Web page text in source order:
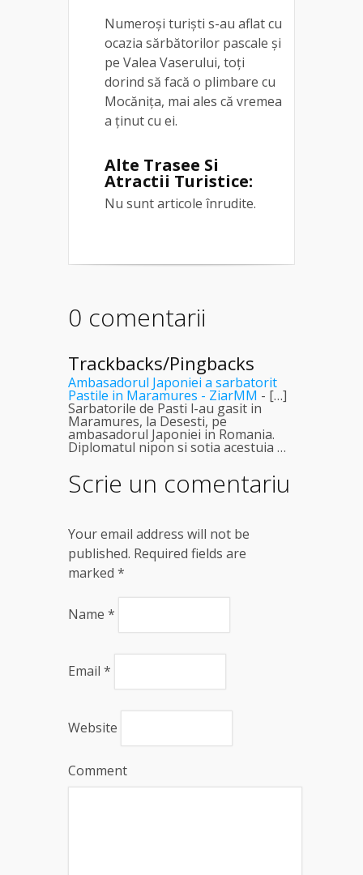
Numeroși turiști s-au aflat cu
ocazia sărbătorilor pascale și
pe Valea Vaserului, toți
dorind să facă o plimbare cu
Mocănița, mai ales că vremea
a ținut cu ei.
Alte Trasee Si
Atractii Turistice:
Nu sunt articole înrudite.
0 comentarii
Trackbacks/Pingbacks
Ambasadorul Japoniei a sarbatorit
Pastile in Maramures - ZiarMM - […]
Sarbatorile de Pasti l-au gasit in
Maramures, la Desesti, pe
ambasadorul Japoniei in Romania.
Diplomatul nipon si sotia acestuia …
Scrie un comentariu
Your email address will not be
published. Required fields are
marked *
Name *
Email *
Website
Comment